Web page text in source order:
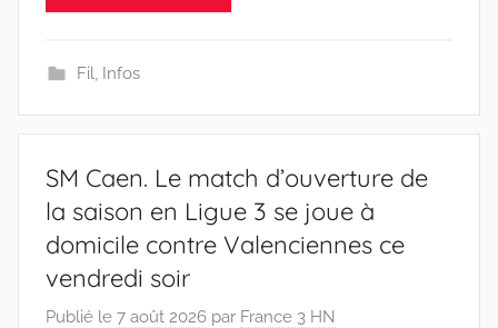
Fil Infos
SM Caen. Le match d’ouverture de
la saison en Ligue 3 se joue à
domicile contre Valenciennes ce
vendredi soir
Publié le 7 août 2026 par France 3 HN